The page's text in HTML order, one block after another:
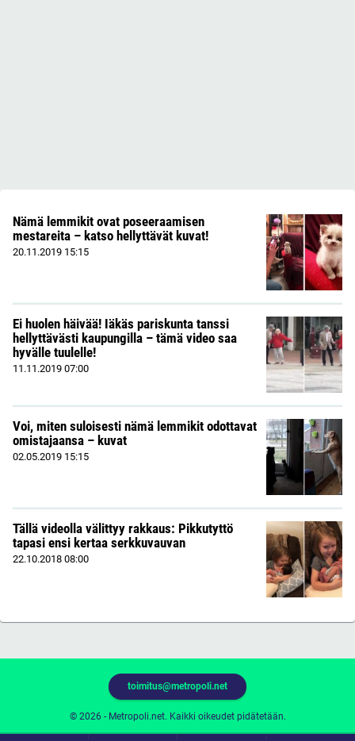
Nämä lemmikit ovat poseeraamisen
mestareita – katso hellyttävät kuvat!
20.11.2019 15:15
Ei huolen häivää! Iäkäs pariskunta tanssi
hellyttävästi kaupungilla – tämä video saa
hyvälle tuulelle!
11.11.2019 07:00
Voi, miten suloisesti nämä lemmikit odottavat
omistajaansa – kuvat
02.05.2019 15:15
Tällä videolla välittyy rakkaus: Pikkutyttö
tapasi ensi kertaa serkkuvauvan
22.10.2018 08:00
© 2026 - Metropoli.net. Kaikki oikeudet pidätetään.
toimitus@metropoli.net